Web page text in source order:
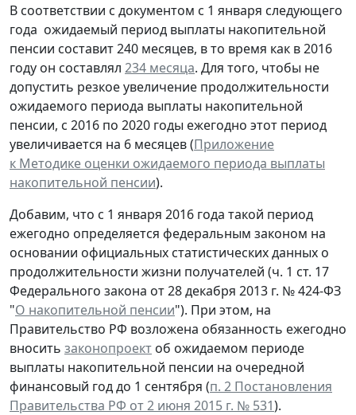
В соответствии с документом с 1 января следующего
года ожидаемый период выплаты накопительной
пенсии составит 240 месяцев, в то время как в 2016
году он составлял 234 месяца. Для того, чтобы не
допустить резкое увеличение продолжительности
ожидаемого периода выплаты накопительной
пенсии, с 2016 по 2020 годы ежегодно этот период
увеличивается на 6 месяцев (Приложение
к Методике оценки ожидаемого периода выплаты
накопительной пенсии).
Добавим, что с 1 января 2016 года такой период
ежегодно определяется федеральным законом на
основании официальных статистических данных о
продолжительности жизни получателей (ч. 1 ст. 17
Федерального закона от 28 декабря 2013 г. № 424-ФЗ
"О накопительной пенсии"). При этом, на
Правительство РФ возложена обязанность ежегодно
вносить законопроект об ожидаемом периоде
выплаты накопительной пенсии на очередной
финансовый год до 1 сентября (п. 2 Постановления
Правительства РФ от 2 июня 2015 г. № 531).